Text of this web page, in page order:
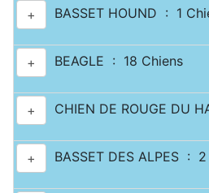
+ BASSET HOUND : 1
+ BEAGLE : 18 Chiens
+ CHIEN DE ROUGE DU
+ BASSET DES ALPES :